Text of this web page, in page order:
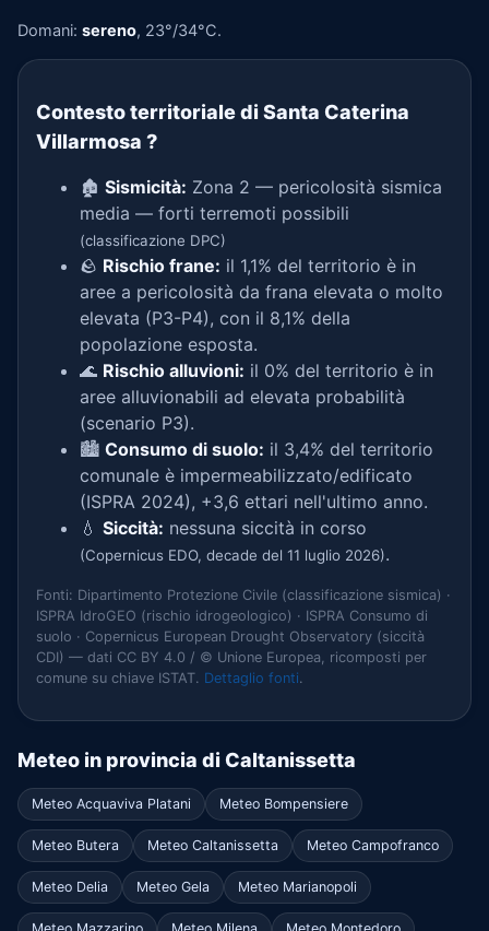
Domani: sereno, 23°/34°C.
Contesto territoriale di Santa Caterina
Villarmosa ?
🏚️ Sismicità: Zona 2 — pericolosità sismica
media — forti terremoti possibili
(classificazione DPC)
🪨 Rischio frane: il 1,1% del territorio è in
aree a pericolosità da frana elevata o molto
elevata (P3-P4), con il 8,1% della
popolazione esposta.
🌊 Rischio alluvioni: il 0% del territorio è in
aree alluvionabili ad elevata probabilità
(scenario P3).
🏙️ Consumo di suolo: il 3,4% del territorio
comunale è impermeabilizzato/edificato
(ISPRA 2024), +3,6 ettari nell'ultimo anno.
💧 Siccità: nessuna siccità in corso
(Copernicus EDO, decade del 11 luglio 2026).
Fonti: Dipartimento Protezione Civile (classificazione sismica) ·
ISPRA IdroGEO (rischio idrogeologico) · ISPRA Consumo di
suolo · Copernicus European Drought Observatory (siccità
CDI) — dati CC BY 4.0 / © Unione Europea, ricomposti per
comune su chiave ISTAT. Dettaglio fonti.
Meteo in provincia di Caltanissetta
Meteo Acquaviva Platani Meteo Bompensiere
Meteo Butera Meteo Caltanissetta Meteo Campofranco
Meteo Delia Meteo Gela Meteo Marianopoli